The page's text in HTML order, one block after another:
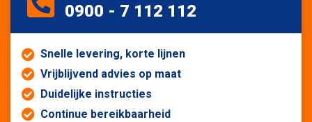
0900 - 7 112 112
Snelle levering, korte lijnen
Vrijblijvend advies op maat
Duidelijke instructies
Continue bereikbaarheid